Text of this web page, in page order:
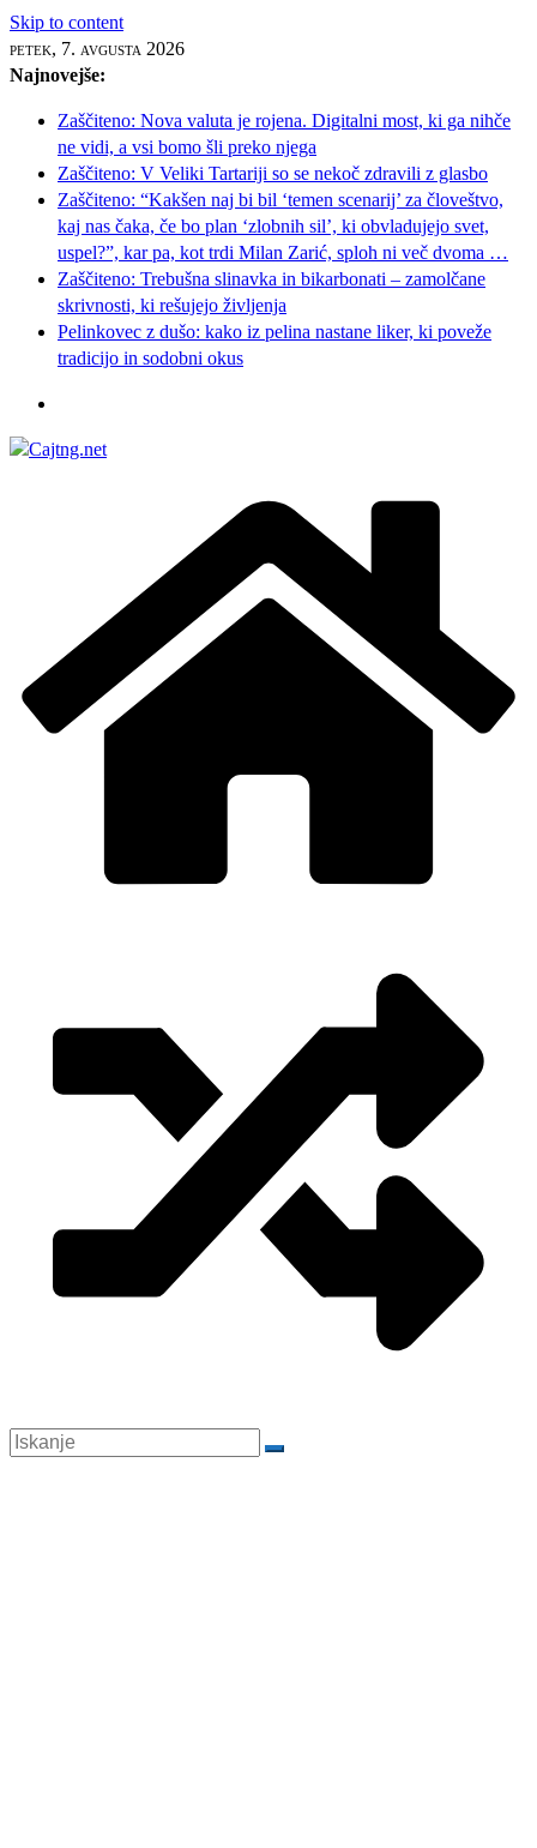
Skip to content
petek, 7. avgusta 2026
Najnovejše:
Zaščiteno: Nova valuta je rojena. Digitalni most, ki ga nihče
ne vidi, a vsi bomo šli preko njega
Zaščiteno: V Veliki Tartariji so se nekoč zdravili z glasbo
Zaščiteno: “Kakšen naj bi bil ‘temen scenarij’ za človeštvo,
kaj nas čaka, če bo plan ‘zlobnih sil’, ki obvladujejo svet,
uspel?”, kar pa, kot trdi Milan Zarić, sploh ni več dvoma …
Zaščiteno: Trebušna slinavka in bikarbonati – zamolčane
skrivnosti, ki rešujejo življenja
Pelinkovec z dušo: kako iz pelina nastane liker, ki poveže
tradicijo in sodobni okus